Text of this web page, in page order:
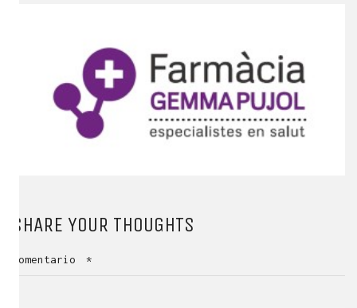
SHARE YOUR THOUGHTS
Comentario *